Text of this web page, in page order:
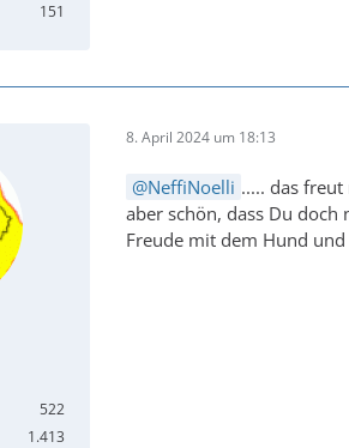
151
522
1.413
8. April 2024 um 18:13
NeffiNoelli ..... das
aber schön, dass Du
Freude mit dem Hund